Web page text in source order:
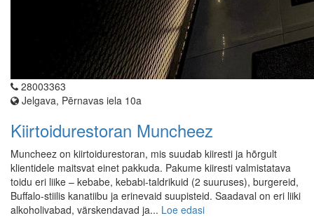
28003363
Jelgava, Pērnavas iela 10a
Kiirtoidurestoran Muncheez
Muncheez on kiirtoidurestoran, mis suudab kiiresti ja hõrgult
klientidele maitsvat einet pakkuda. Pakume kiiresti valmistatava
toidu eri liike – kebabe, kebabi-taldrikuid (2 suuruses), burgereid,
Buffalo-stiilis kanatiibu ja erinevaid suupisteid. Saadaval on eri liiki
alkoholivabad, värskendavad ja... Loe edasi